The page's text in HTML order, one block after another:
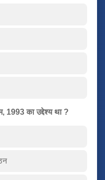
1993 का उद्देश्य था ?